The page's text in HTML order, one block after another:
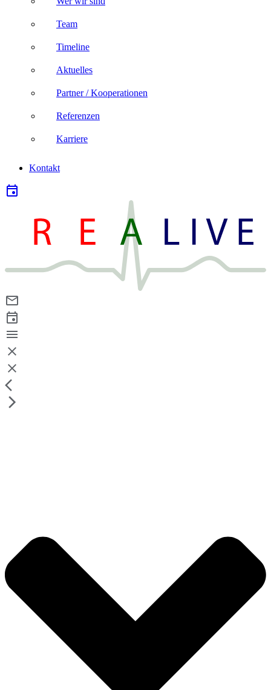
Team
Timeline
Aktuelles
Partner / Kooperationen
Referenzen
Karriere
Kontakt